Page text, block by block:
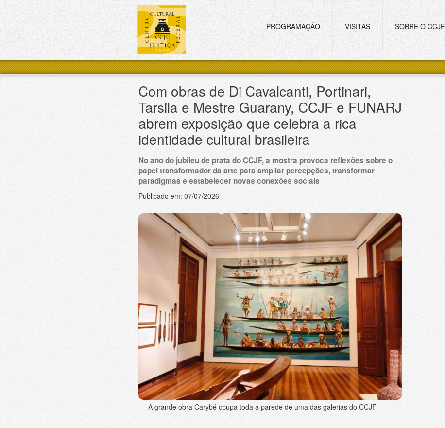
PROGRAMAÇÃO VISITAS SOBRE O CCJF
Com obras de Di Cavalcanti, Portinari,
Tarsila e Mestre Guarany, CCJF e FUNARJ
abrem exposição que celebra a rica
identidade cultural brasileira
No ano do jubileu de prata do CCJF, a mostra provoca reflexões sobre o
papel transformador da arte para ampliar percepções, transformar
paradigmas e estabelecer novas conexões sociais
Publicado em: 07/07/2026
A grande obra Carybé ocupa toda a parede de uma das galerias do CCJF